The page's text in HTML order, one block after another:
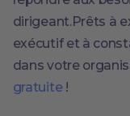
dirigeant.Prêts à
exécutif et à
dans votre
gratuite!